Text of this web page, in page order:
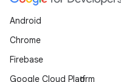
Android
Chrome
Firebase
Google Cloud Platform